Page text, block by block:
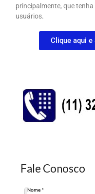
principalmente, que
usuários.
Clique aqui
Fale Conosco